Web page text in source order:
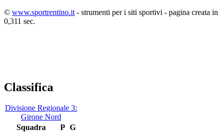
© www.sportrentino.it - strumenti per i siti sportivi - pagina creata in
0,311 sec.
Classifica
Divisione Regionale 3:
Girone Nord
Squadra
P G